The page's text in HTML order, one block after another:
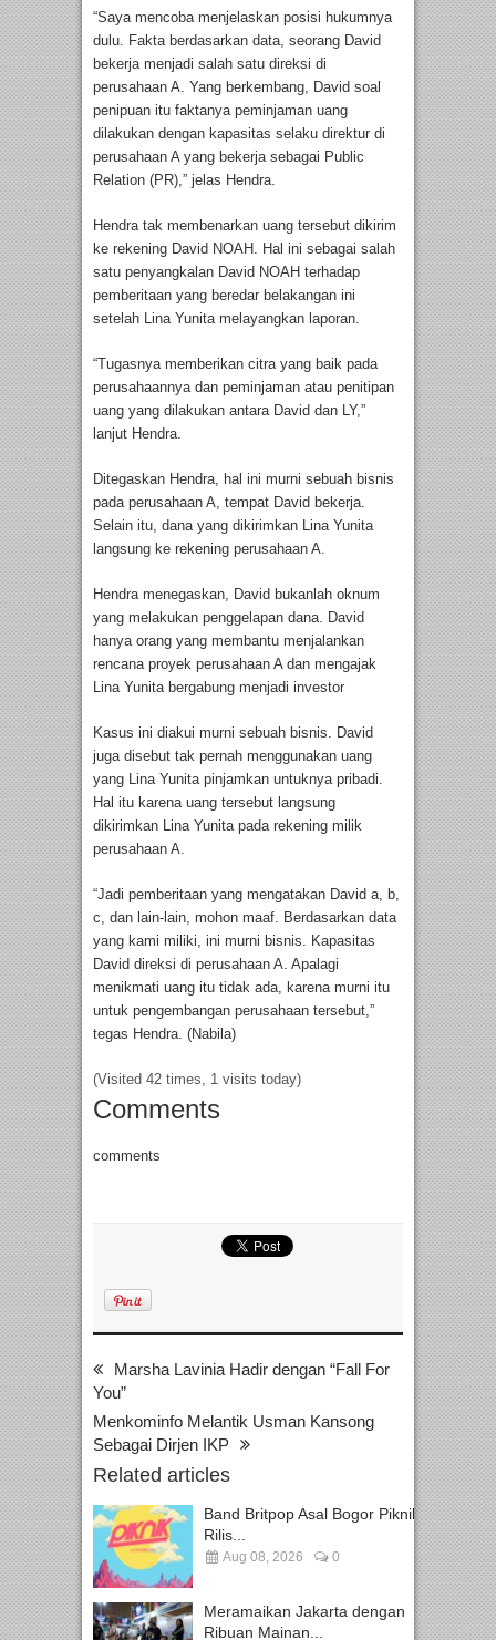
“Saya mencoba menjelaskan posisi hukumnya
dulu. Fakta berdasarkan data, seorang David
bekerja menjadi salah satu direksi di
perusahaan A. Yang berkembang, David soal
penipuan itu faktanya peminjaman uang
dilakukan dengan kapasitas selaku direktur di
perusahaan A yang bekerja sebagai Public
Relation (PR),” jelas Hendra.
Hendra tak membenarkan uang tersebut dikirim
ke rekening David NOAH. Hal ini sebagai salah
satu penyangkalan David NOAH terhadap
pemberitaan yang beredar belakangan ini
setelah Lina Yunita melayangkan laporan.
“Tugasnya memberikan citra yang baik pada
perusahaannya dan peminjaman atau penitipan
uang yang dilakukan antara David dan LY,”
lanjut Hendra.
Ditegaskan Hendra, hal ini murni sebuah bisnis
pada perusahaan A, tempat David bekerja.
Selain itu, dana yang dikirimkan Lina Yunita
langsung ke rekening perusahaan A.
Hendra menegaskan, David bukanlah oknum
yang melakukan penggelapan dana. David
hanya orang yang membantu menjalankan
rencana proyek perusahaan A dan mengajak
Lina Yunita bergabung menjadi investor
Kasus ini diakui murni sebuah bisnis. David
juga disebut tak pernah menggunakan uang
yang Lina Yunita pinjamkan untuknya pribadi.
Hal itu karena uang tersebut langsung
dikirimkan Lina Yunita pada rekening milik
perusahaan A.
“Jadi pemberitaan yang mengatakan David a, b,
c, dan lain-lain, mohon maaf. Berdasarkan data
yang kami miliki, ini murni bisnis. Kapasitas
David direksi di perusahaan A. Apalagi
menikmati uang itu tidak ada, karena murni itu
untuk pengembangan perusahaan tersebut,”
tegas Hendra. (Nabila)
(Visited 42 times, 1 visits today)
Comments
comments
Marsha Lavinia Hadir dengan “Fall For
You”
Menkominfo Melantik Usman Kansong
Sebagai Dirjen IKP
Related articles
Band Britpop Asal Bogor Piknik
Rilis...
Aug 08, 2026 0
Meramaikan Jakarta dengan
Ribuan Mainan...